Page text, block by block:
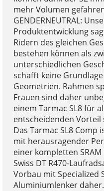
mehr Volumen
GENDERNEUTRAL:
Produktentwicklung
Ridern des gleichen
bestehen können als
unterschiedlichen
schafft keine
Geometrien. Rahmen
Frauen sind daher
einem Tarmac SL8 für
entscheidenden Vorteil
Das Tarmac SL8 Comp
mit herausragender
einer kompletten SRAM
Swiss DT R470-
Vorbau mit Specialized
Aluminiumlenker daher.